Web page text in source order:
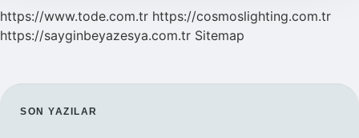
https://www.tode.com.tr https://cosmoslighting.com.tr
https://sayginbeyazesya.com.tr Sitemap
SIDEBAR
SON YAZILAR